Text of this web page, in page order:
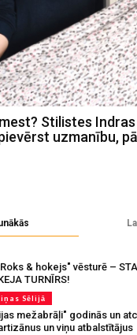
Stilistes
uzmanību,
& hokejs" vēsturē –
TURNĪRS!
Sēlijā
mežabrāļi" godinās un
un viņu atbalstītājus